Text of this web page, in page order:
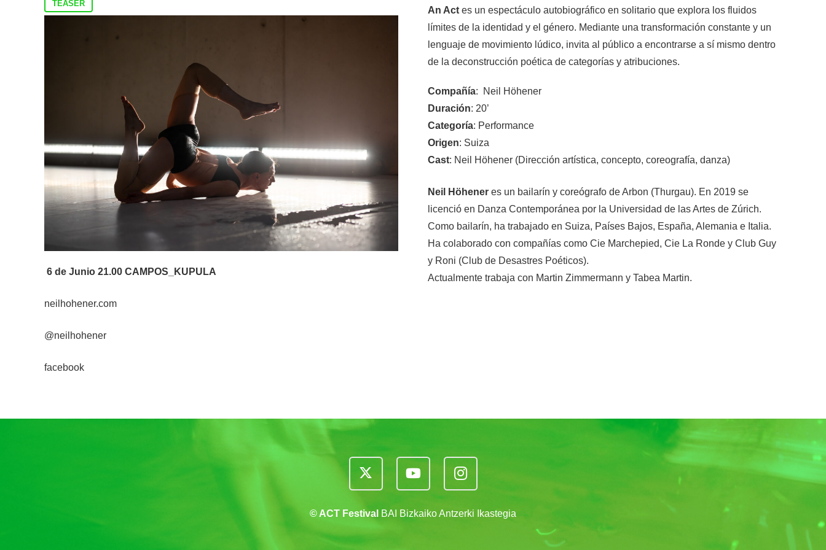
TEASER
6 de Junio 21.00 CAMPOS_KUPULA
neilhohener.com
@neilhohener
facebook
An Act es un espectáculo autobiográfico en solitario que explora los fluidos
límites de la identidad y el género. Mediante una transformación constante y un
lenguaje de movimiento lúdico, invita al público a encontrarse a sí mismo dentro
de la deconstrucción poética de categorías y atribuciones.
Compañía: Neil Höhener
Duración: 20’
Categoría: Performance
Origen: Suiza
Cast: Neil Höhener (Dirección artística, concepto, coreografía, danza)
Neil Höhener es un bailarín y coreógrafo de Arbon (Thurgau). En 2019 se
licenció en Danza Contemporánea por la Universidad de las Artes de Zúrich.
Como bailarín, ha trabajado en Suiza, Países Bajos, España, Alemania e Italia.
Ha colaborado con compañías como Cie Marchepied, Cie La Ronde y Club Guy
y Roni (Club de Desastres Poéticos).
Actualmente trabaja con Martin Zimmermann y Tabea Martin.
© ACT Festival BAI Bizkaiko Antzerki Ikastegia